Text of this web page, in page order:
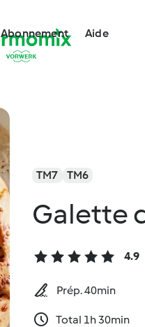
Abonnement Aide
TM7 TM6
Galette
4.9
Prép. 40min
Total 1h 30min